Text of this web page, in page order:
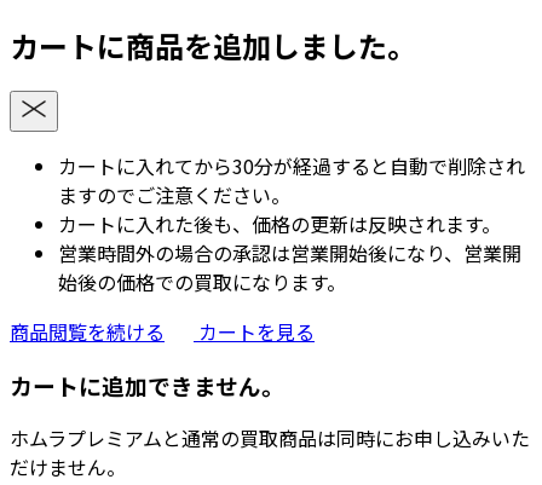
カートに商品を追加しました。
カートに入れてから30分が経過すると自動で削除され
ますのでご注意ください。
カートに入れた後も、価格の更新は反映されます。
営業時間外の場合の承認は営業開始後になり、営業開
始後の価格での買取になります。
商品閲覧を続ける
カートを見る
カートに追加できません。
ホムラプレミアムと通常の買取商品は同時にお申し込みいた
だけません。